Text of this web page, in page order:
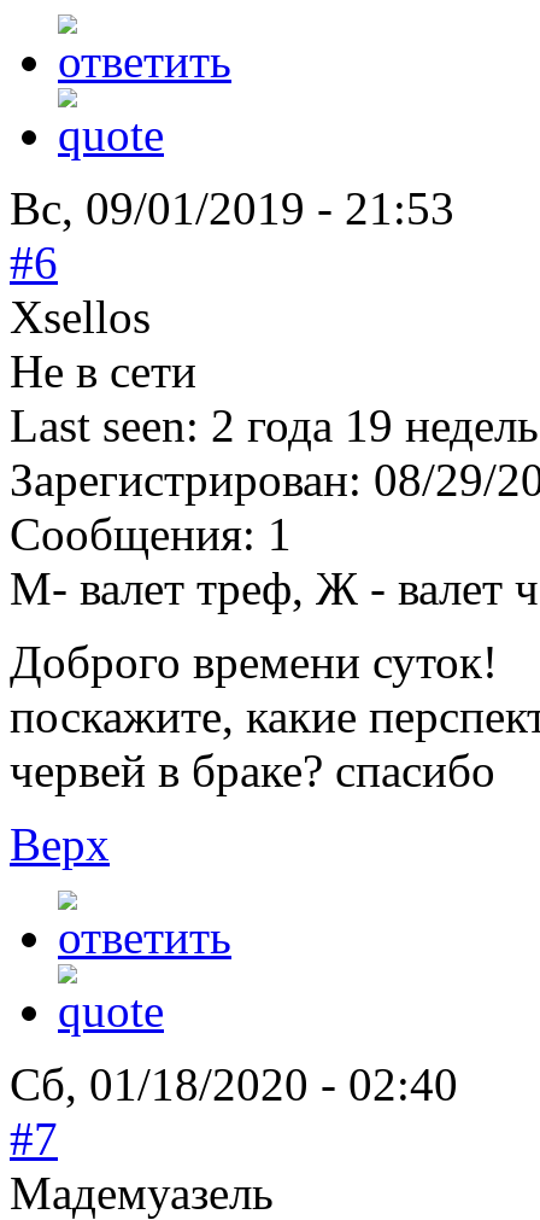
Вс, 09/01/2019 - 21:53
#6
Xsellos
Не в сети
Last seen: 2 года 19
Зарегистрирован: 08/29/
Сообщения: 1
М- валет треф, Ж - валет
Доброго времени суток!
поскажите, какие
червей в браке? спасибо
Верх
Сб, 01/18/2020 - 02:40
#7
Мадемуазель